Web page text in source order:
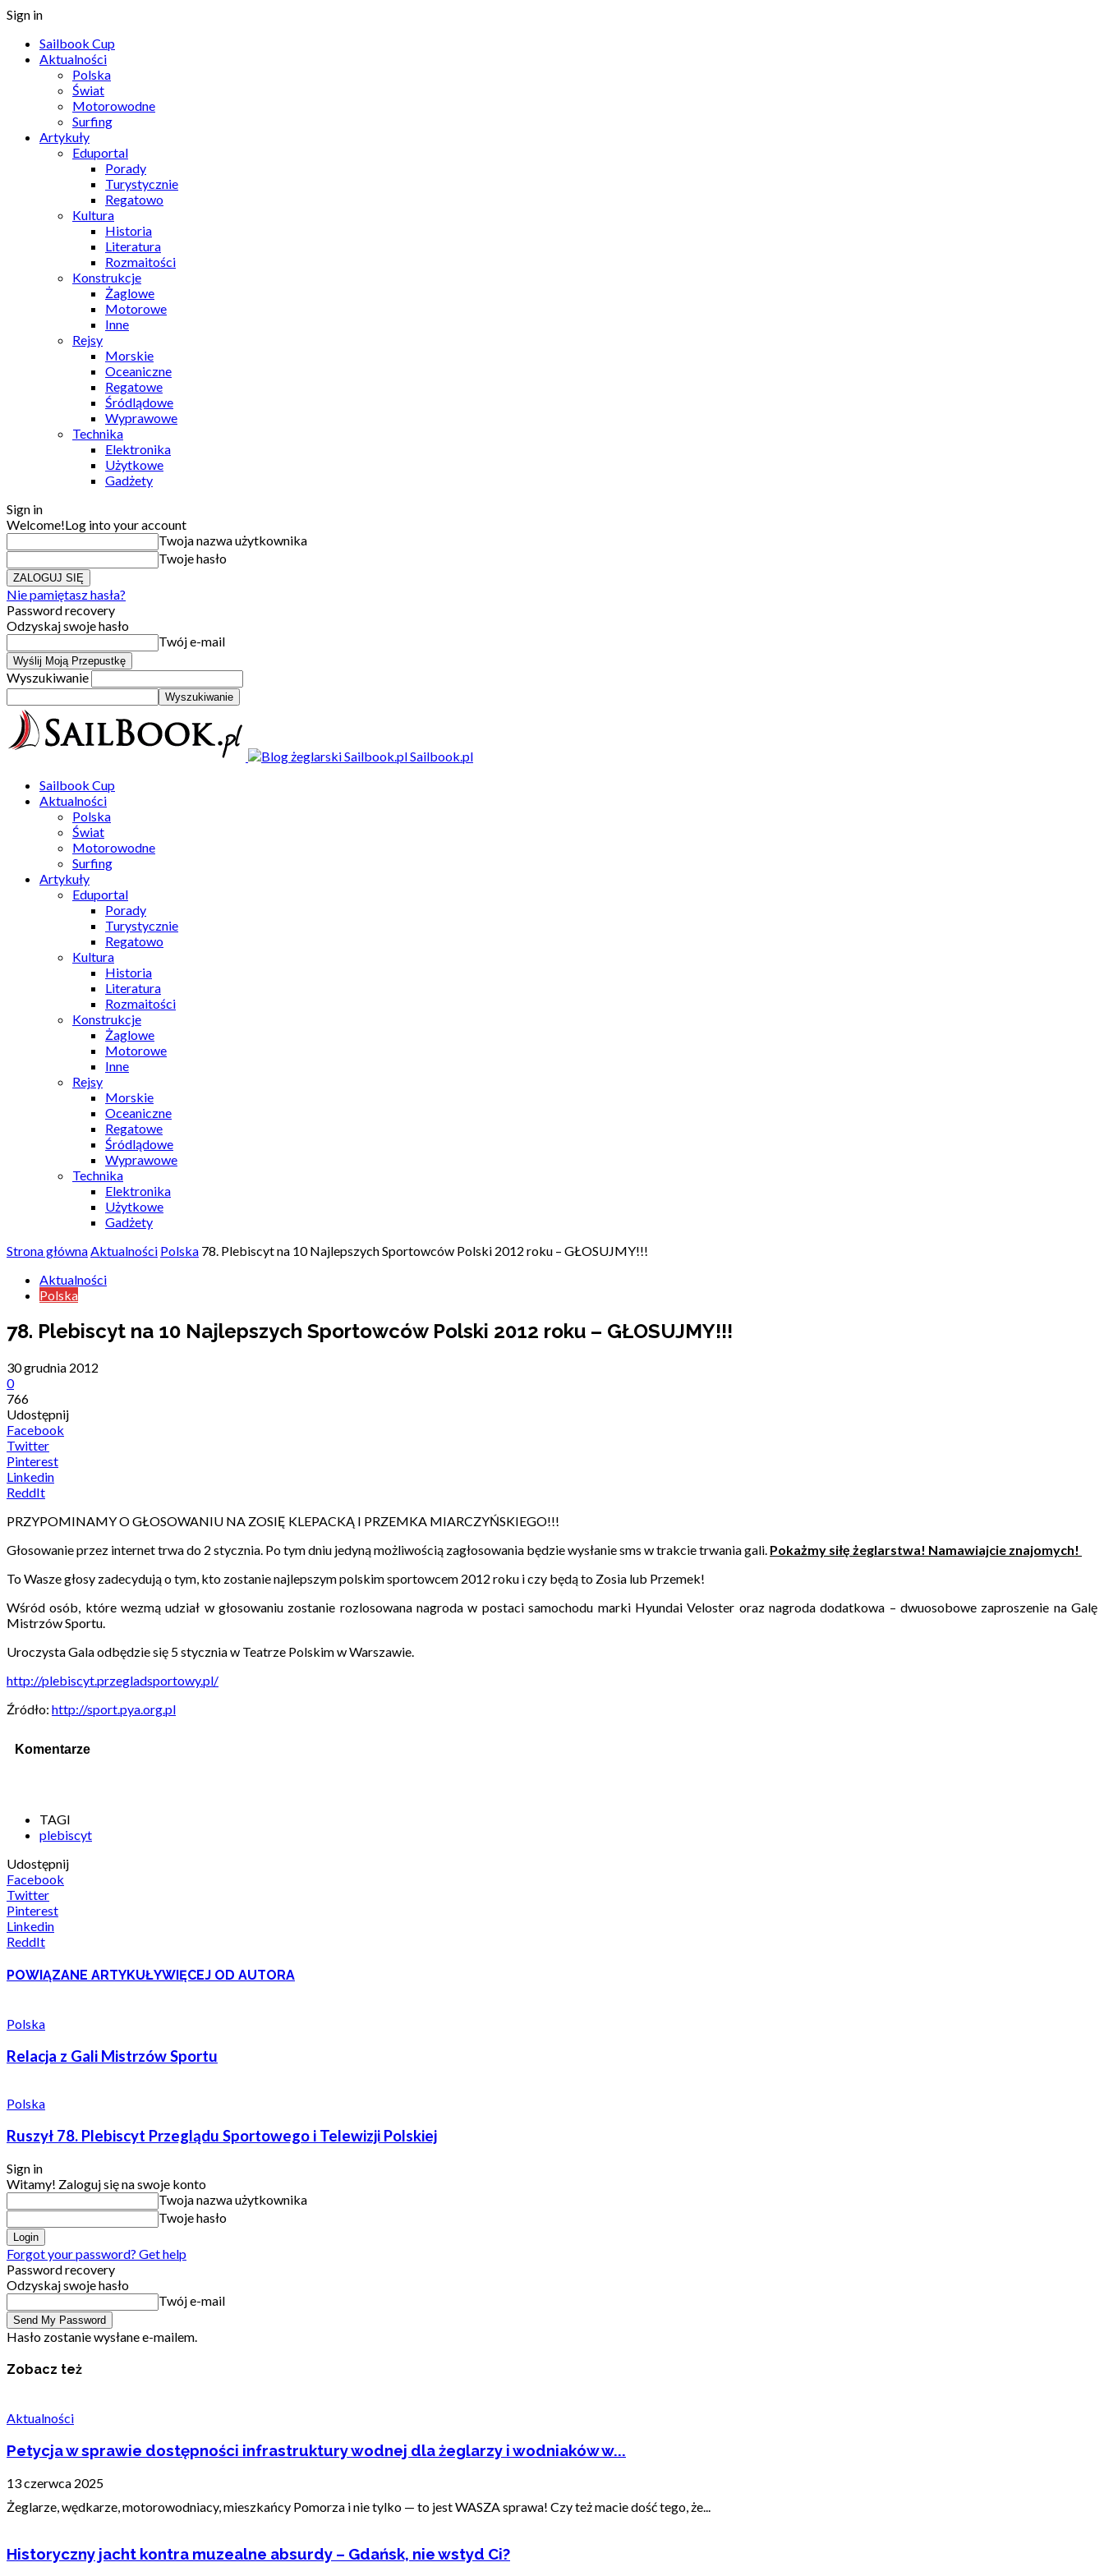
Sign in
Sailbook Cup
Aktualności
Polska
Świat
Motorowodne
Surfing
Artykuły
Eduportal
Porady
Turystycznie
Regatowo
Kultura
Historia
Literatura
Rozmaitości
Konstrukcje
Żaglowe
Motorowe
Inne
Rejsy
Morskie
Oceaniczne
Regatowe
Śródlądowe
Wyprawowe
Technika
Elektronika
Użytkowe
Gadżety
Sign in
Welcome!Log into your account
Twoja nazwa użytkownika
Twoje hasło
Nie pamiętasz hasła?
Password recovery
Odzyskaj swoje hasło
Twój e-mail
Wyszukiwanie
Sailbook.pl
Sailbook Cup
Aktualności
Polska
Świat
Motorowodne
Surfing
Artykuły
Eduportal
Porady
Turystycznie
Regatowo
Kultura
Historia
Literatura
Rozmaitości
Konstrukcje
Żaglowe
Motorowe
Inne
Rejsy
Morskie
Oceaniczne
Regatowe
Śródlądowe
Wyprawowe
Technika
Elektronika
Użytkowe
Gadżety
Strona głównaAktualności Polska 78. Plebiscyt na 10 Najlepszych Sportowców Polski 2012 roku – GŁOSUJMY!!!
Aktualności
Polska
78. Plebiscyt na 10 Najlepszych Sportowców Polski 2012 roku – GŁOSUJMY!!!
30 grudnia 2012
0
766
Udostępnij
Facebook
Twitter
Pinterest
Linkedin
ReddIt
PRZYPOMINAMY O GŁOSOWANIU NA ZOSIĘ KLEPACKĄ I PRZEMKA MIARCZYŃSKIEGO!!!
Głosowanie przez internet trwa do 2 stycznia. Po tym dniu jedyną możliwością zagłosowania będzie wysłanie sms w trakcie trwania gali. Pokażmy siłę żeglarstwa! Namawiajcie znajomych!
To Wasze głosy zadecydują o tym, kto zostanie najlepszym polskim sportowcem 2012 roku i czy będą to Zosia lub Przemek!
Wśród osób, które wezmą udział w głosowaniu zostanie rozlosowana nagroda w postaci samochodu marki Hyundai Veloster oraz nagroda dodatkowa – dwuosobowe zaproszenie na Galę
Mistrzów Sportu.
Uroczysta Gala odbędzie się 5 stycznia w Teatrze Polskim w Warszawie.
http://plebiscyt.przegladsportowy.pl/
Źródło: http://sport.pya.org.pl
Komentarze
TAGI
plebiscyt
Udostępnij
Facebook
Twitter
Pinterest
Linkedin
ReddIt
POWIĄZANE ARTYKUŁYWIĘCEJ OD AUTORA
Polska
Relacja z Gali Mistrzów Sportu
Polska
Ruszył 78. Plebiscyt Przeglądu Sportowego i Telewizji Polskiej
Sign in
Witamy! Zaloguj się na swoje konto
Twoja nazwa użytkownika
Twoje hasło
Forgot your password? Get help
Password recovery
Odzyskaj swoje hasło
Twój e-mail
Hasło zostanie wysłane e-mailem.
Zobacz też
Aktualności
Petycja w sprawie dostępności infrastruktury wodnej dla żeglarzy i wodniaków w...
13 czerwca 2025
Żeglarze, wędkarze, motorowodniacy, mieszkańcy Pomorza i nie tylko — to jest WASZA sprawa! Czy też macie dość tego, że...
Historyczny jacht kontra muzealne absurdy – Gdańsk, nie wstyd Ci?